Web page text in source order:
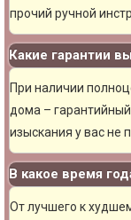
прочий ручной
Какие гарантии
При наличии
дома – гарантийный
изыскания у вас не
В какое время
От лучшего к